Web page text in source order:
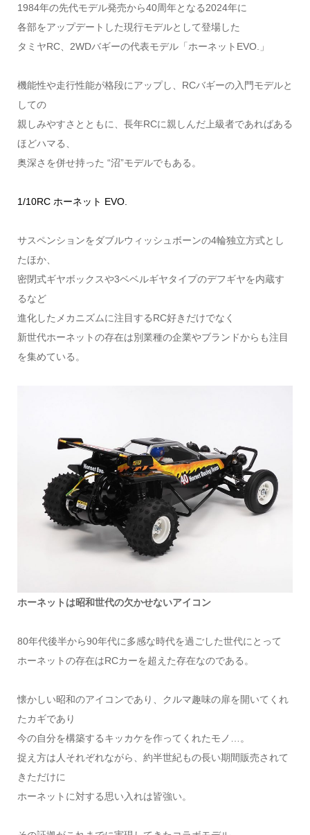
1984年の先代モデル発売から40周年となる2024年に
各部をアップデートした現行モデルとして登場した
タミヤRC、2WDバギーの代表モデル「ホーネットEVO.」
機能性や走行性能が格段にアップし、RCバギーの入門モデルと
しての
親しみやすさとともに、長年RCに親しんだ上級者であればある
ほどハマる、
奥深さを併せ持った “沼”モデルでもある。
1/10RC ホーネット EVO.
サスペンションをダブルウィッシュボーンの4輪独立方式とし
たほか、
密閉式ギヤボックスや3ベベルギヤタイプのデフギヤを内蔵す
るなど
進化したメカニズムに注目するRC好きだけでなく
新世代ホーネットの存在は別業種の企業やブランドからも注目
を集めている。
ホーネットは昭和世代の欠かせないアイコン
80年代後半から90年代に多感な時代を過ごした世代にとって
ホーネットの存在はRCカーを超えた存在なのである。
懐かしい昭和のアイコンであり、クルマ趣味の扉を開いてくれ
たカギであり
今の自分を構築するキッカケを作ってくれたモノ…。
捉え方は人それぞれながら、約半世紀もの長い期間販売されて
きただけに
ホーネットに対する思い入れは皆強い。